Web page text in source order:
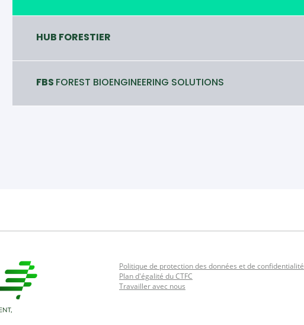
HUB FORESTIER
FBS FOREST BIOENGINEERING SOLUTIONS
Politique de protection des données et de confidentialité
Plan d'égalité du CTFC
Travailler avec nous